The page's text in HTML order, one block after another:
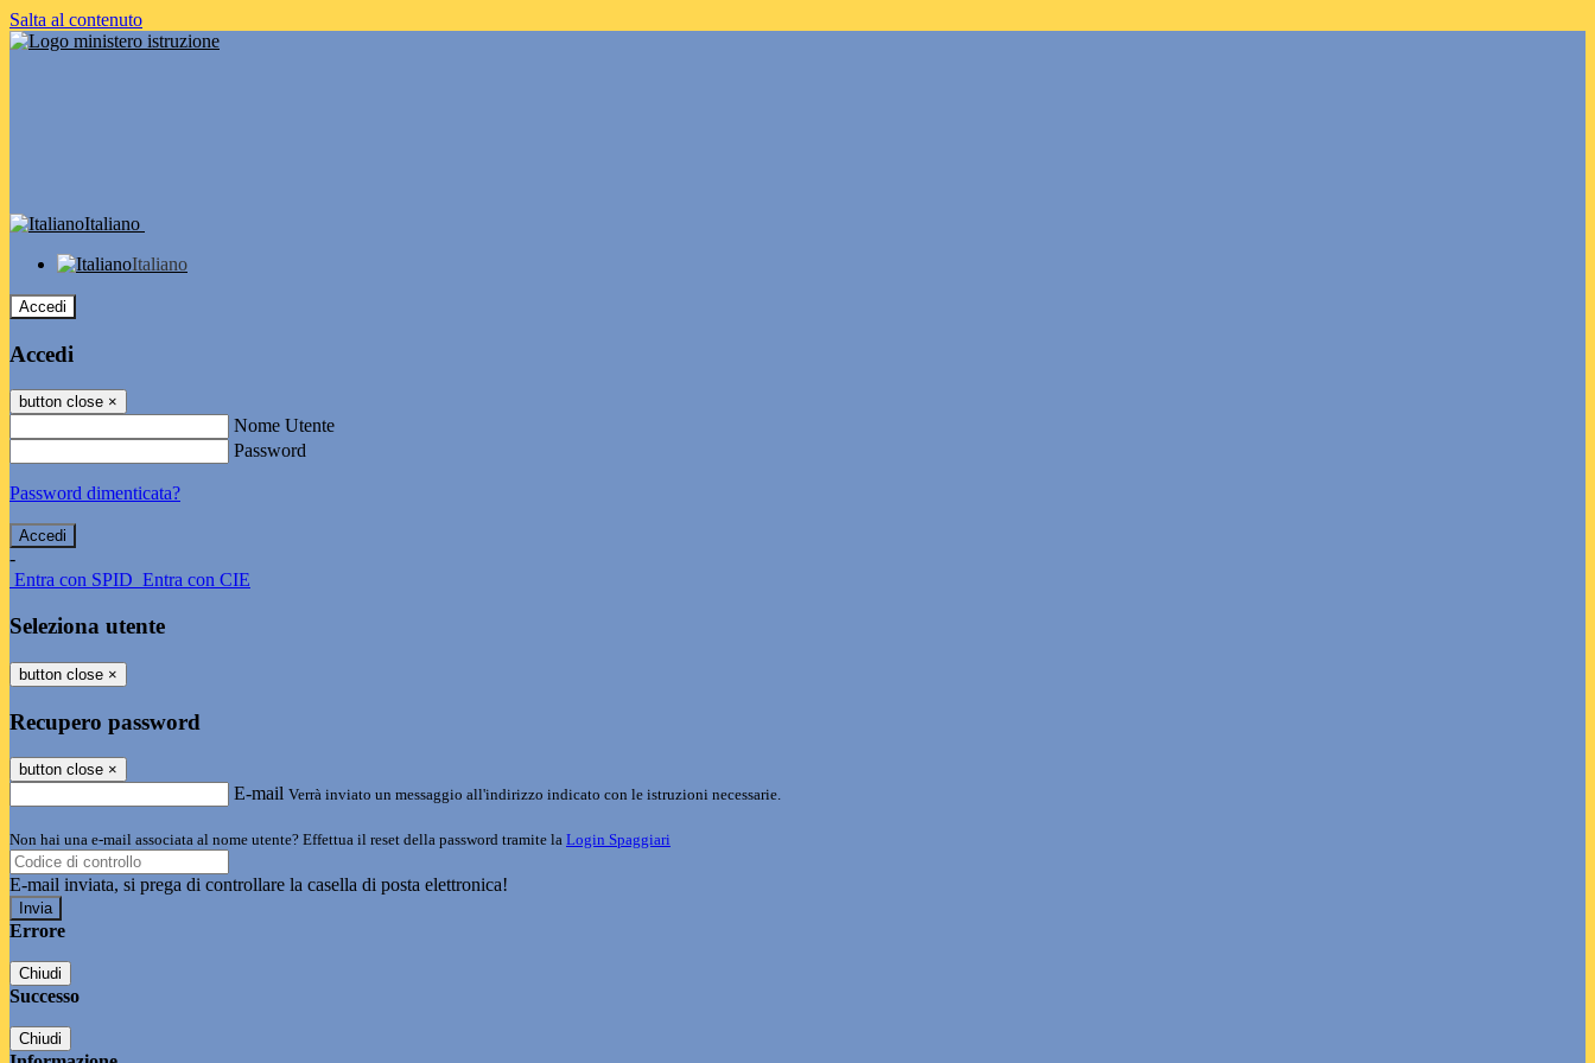
Salta al contenuto
Italiano
Italiano
Accedi
Accedi
button close ×
Nome Utente
Password
Password dimenticata?
-
Entra con SPID Entra con CIE
Seleziona utente
button close ×
Recupero password
button close ×
E-mail Verrà inviato un messaggio all'indirizzo indicato con le istruzioni necessarie.
Non hai una e-mail associata al nome utente? Effettua il reset della password tramite la Login Spaggiari
E-mail inviata, si prega di controllare la casella di posta elettronica!
Errore
Chiudi
Successo
Chiudi